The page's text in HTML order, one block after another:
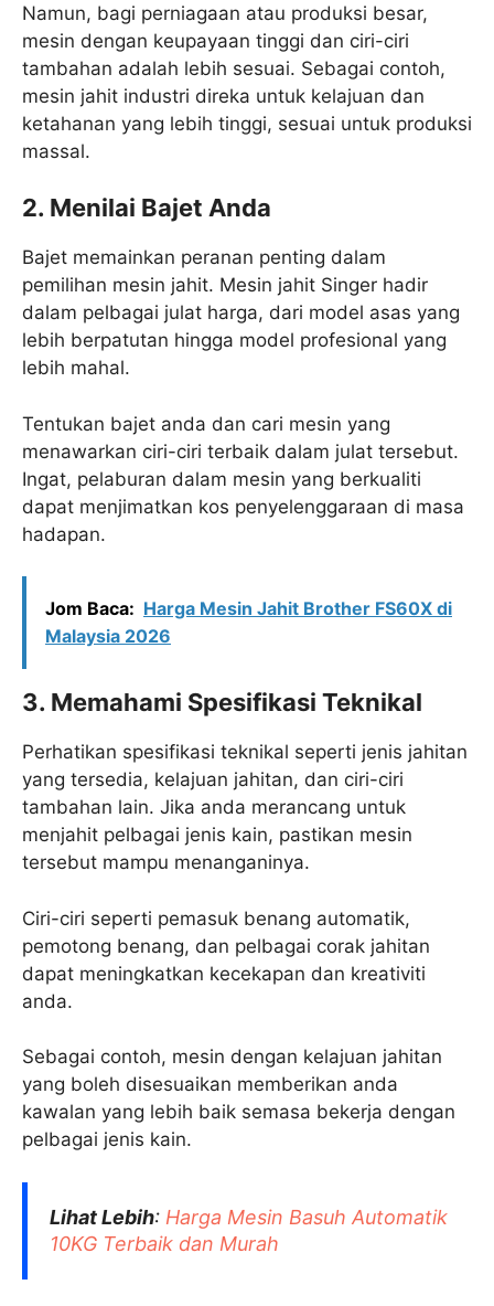
Namun, bagi perniagaan atau produksi besar,
mesin dengan keupayaan tinggi dan ciri-ciri
tambahan adalah lebih sesuai. Sebagai contoh,
mesin jahit industri direka untuk kelajuan dan
ketahanan yang lebih tinggi, sesuai untuk produksi
massal.
2. Menilai Bajet Anda
Bajet memainkan peranan penting dalam
pemilihan mesin jahit. Mesin jahit Singer hadir
dalam pelbagai julat harga, dari model asas yang
lebih berpatutan hingga model profesional yang
lebih mahal.
Tentukan bajet anda dan cari mesin yang
menawarkan ciri-ciri terbaik dalam julat tersebut.
Ingat, pelaburan dalam mesin yang berkualiti
dapat menjimatkan kos penyelenggaraan di masa
hadapan.
Jom Baca: Harga Mesin Jahit Brother FS60X di
Malaysia 2026
3. Memahami Spesifikasi Teknikal
Perhatikan spesifikasi teknikal seperti jenis jahitan
yang tersedia, kelajuan jahitan, dan ciri-ciri
tambahan lain. Jika anda merancang untuk
menjahit pelbagai jenis kain, pastikan mesin
tersebut mampu menanganinya.
Ciri-ciri seperti pemasuk benang automatik,
pemotong benang, dan pelbagai corak jahitan
dapat meningkatkan kecekapan dan kreativiti
anda.
Sebagai contoh, mesin dengan kelajuan jahitan
yang boleh disesuaikan memberikan anda
kawalan yang lebih baik semasa bekerja dengan
pelbagai jenis kain.
Lihat Lebih: Harga Mesin Basuh Automatik
10KG Terbaik dan Murah